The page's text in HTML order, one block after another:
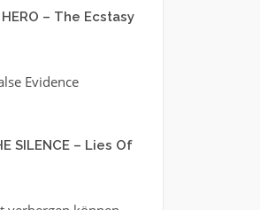
HERO – The Ecstasy
Evidence
SILENCE – Lies Of